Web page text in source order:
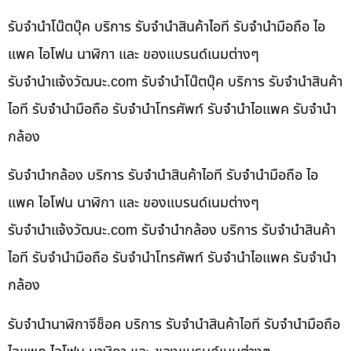
รับจำนำโน๊ตบุ๊ค บริการ รับจำนำสินค้าไอที รับจำนำมือถือ ไอ
แพค ไอโฟน นาฬิกา และ ของแบรนด์เนมต่างๆ
รับจํานําแจ้งวัฒนะ.com รับจำนำโน๊ตบุ๊ค บริการ รับจำนำสินค้า
ไอที รับจำนำมือถือ รับจำนำโทรศัพท์ รับจำนำไอแพค รับจำนำ
กล้อง
รับจำนำกล้อง บริการ รับจำนำสินค้าไอที รับจำนำมือถือ ไอ
แพค ไอโฟน นาฬิกา และ ของแบรนด์เนมต่างๆ
รับจํานําแจ้งวัฒนะ.com รับจำนำกล้อง บริการ รับจำนำสินค้า
ไอที รับจำนำมือถือ รับจำนำโทรศัพท์ รับจำนำไอแพค รับจำนำ
กล้อง
รับจำนำนาฬิกาจีช็อค บริการ รับจำนำสินค้าไอที รับจำนำมือถือ